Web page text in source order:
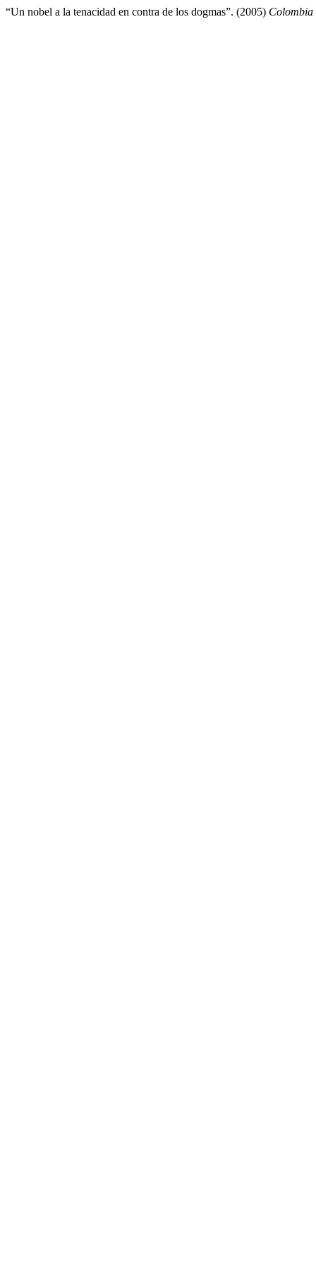
“Un nobel a la tenacidad en contra de los dogmas”. (2005) Colombia